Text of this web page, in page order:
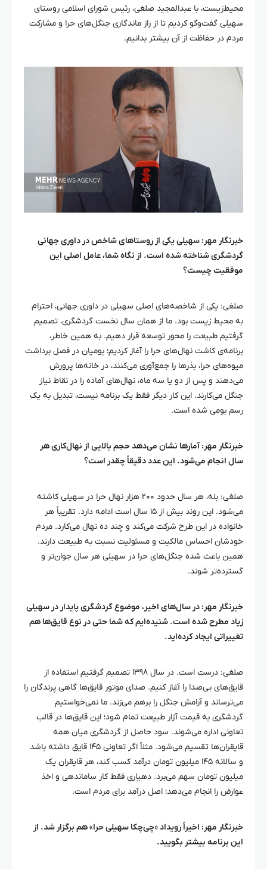
محیط‌زیست، با عبدالمجیدصلغی، رئیس شورای اسلامی روستای
سهیلی گفت‌وگو کردیم تا از راز ماندگاری جنگل‌هایحراو مشارکت
مردم در حفاظت از آن بیشتر بدانیم.
خبرنگار مهر: سهیلی یکی از روستاهای شاخص در داوری جهانی
گردشگری شناخته شده است. از نگاه شما، عامل اصلی این
موفقیت چیست؟
صلغی: یکی از شاخصه‌های اصلی سهیلی در داوری جهانی، احترام
به محیط زیست بود. ما از همان سال نخست گردشگری، تصمیم
گرفتیم طبیعت را محور توسعه قرار دهیم. به همین خاطر،
برنامه‌ی کاشت نهال‌هایحرارا آغاز کردیم؛ بومیان در فصل برداشت
میوه‌هایحرا، بذرها را جمع‌آوری می‌کنند، در خانه‌ها پرورش
می‌دهند و پس از دو یا سه ماه، نهال‌های آماده را در نقاط نیاز
جنگل می‌کارند. این کار دیگر فقط یک برنامه نیست، تبدیل به یک
رسم بومی شده است.
خبرنگار مهر: آمارها نشان می‌دهد حجم بالایی از نهال‌کاری هر
سال انجام می‌شود. این عدد دقیقاً چقدر است؟
صلغی: بله، هر سال حدود ۲۰۰ هزار نهال حرا در سهیلی کاشته
می‌شود. این روند بیش از ۱۵ سال است ادامه دارد. تقریباً هر
خانواده در این طرح شرکت می‌کند و چند ده نهال می‌کارد. مردم
خودشان احساس مالکیت و مسئولیت نسبت به طبیعت دارند.
همین باعث شده جنگل‌هایحرادر سهیلی هر سال جوان‌تر و
گسترده‌تر شوند.
خبرنگار مهر: در سال‌های اخیر، موضوع گردشگری پایدار در سهیلی
زیاد مطرح شده است. شنیده‌ایم که شما حتی در نوع قایق‌ها هم
تغییراتی ایجاد کرده‌اید.
صلغی
: درست است. در سال ۱۳۹۸ تصمیم گرفتیم استفاده از
قایق‌های بی‌صدا را آغاز کنیم. صدای موتور قایق‌ها گاهی پرندگان را
می‌ترساند و آرامش جنگل را برهم می‌زند. ما نمی‌خواستیم
گردشگری به قیمت آزار طبیعت تمام شود؛ این قایق‌ها در قالب
تعاونی اداره می‌شوند. سود حاصل از گردشگری میان همه
قایقران‌ها تقسیم می‌شود. مثلاً اگر تعاونی ۱۴۵ قایق داشته باشد
و سالانه ۱۴۵ میلیون تومان درآمد کسب کند، هر قایقران یک
میلیون تومان سهم می‌برد. دهیاری فقط کار ساماندهی و اخذ
عوارض را انجام می‌دهد؛ اصل درآمد برای مردم است.
خبرنگار مهر: اخیراً رویداد «چی‌چکاسهیلیحرا» هم برگزار شد. از
این برنامه بیشتر بگویید.